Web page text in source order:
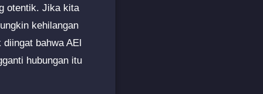
otentik. Jika kita
kehilangan
bahwa AEI
hubungan itu